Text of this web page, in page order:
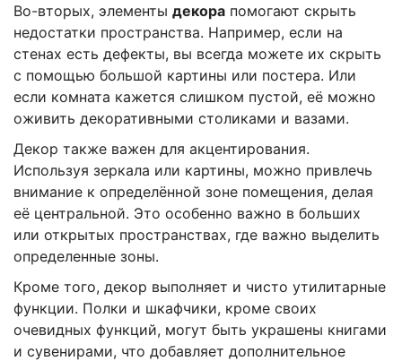
Во-вторых, элементы декора помогают скрыть
недостатки пространства. Например, если на
стенах есть дефекты, вы всегда можете их скрыть
с помощью большой картины или постера. Или
если комната кажется слишком пустой, её можно
оживить декоративными столиками и вазами.
Декор также важен для акцентирования.
Используя зеркала или картины, можно привлечь
внимание к определённой зоне помещения, делая
её центральной. Это особенно важно в больших
или открытых пространствах, где важно выделить
определенные зоны.
Кроме того, декор выполняет и чисто утилитарные
функции. Полки и шкафчики, кроме своих
очевидных функций, могут быть украшены книгами
и сувенирами, что добавляет дополнительное